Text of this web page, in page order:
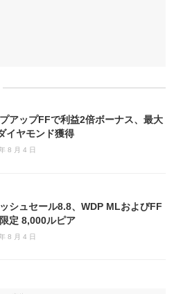
プアップFFで利益2倍ボーナス、最大
イヤモンド獲得
8 月 4 日
シュセール8.8、WDP MLおよびFF
定 8,000ルピア
8 月 4 日